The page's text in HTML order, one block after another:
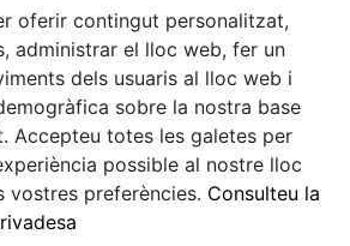
web
oferir contingut personalitzat,
administrar el lloc web, fer un
dels usuaris al lloc web i
sobre la nostra base
Accepteu totes les galetes per
possible al nostre lloc
vostres preferències. Consulteu la